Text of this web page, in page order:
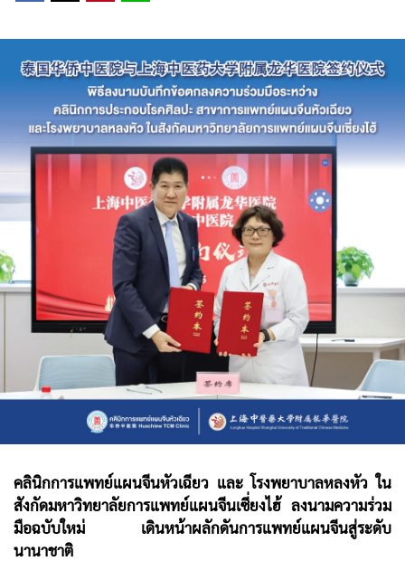
คลินิกการแพทย์แผนจีนหัวเฉียว และ โรงพยาบาลหลงหัว ใน
สังกัดมหาวิทยาลัยการแพทย์แผนจีนเซี่ยงไฮ้ ลงนามความร่วม
มือฉบับใหม่ เดินหน้าผลักดันการแพทย์แผนจีนสู่ระดับ
นานาชาติ